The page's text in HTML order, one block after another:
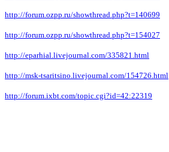
http://forum.ozpp.ru/showthread.php?t=140699
http://forum.ozpp.ru/showthread.php?t=154027
http://eparhial.livejournal.com/335821.html
http://msk-tsaritsino.livejournal.com/154726.html
http://forum.ixbt.com/topic.cgi?id=42:22319